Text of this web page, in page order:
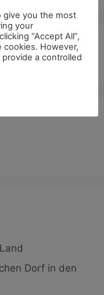
Dorf in den
give you the most
your
“Accept All”,
However,
a controlled